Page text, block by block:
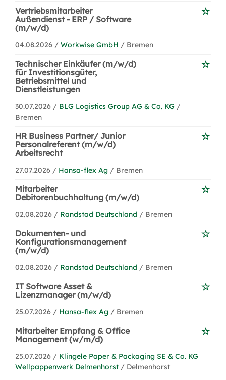
Vertriebsmitarbeiter
Außendienst - ERP / Software
(m/w/d)
04.08.2026 / Workwise GmbH / Bremen
Technischer Einkäufer (m/w/d)
für Investitionsgüter,
Betriebsmittel und
Dienstleistungen
30.07.2026 / BLG Logistics Group AG & Co. KG /
Bremen
HR Business Partner/ Junior
Personalreferent (m/w/d)
Arbeitsrecht
27.07.2026 / Hansa-flex Ag / Bremen
Mitarbeiter
Debitorenbuchhaltung (m/w/d)
02.08.2026 / Randstad Deutschland / Bremen
Dokumenten- und
Konfigurationsmanagement
(m/w/d)
02.08.2026 / Randstad Deutschland / Bremen
IT Software Asset &
Lizenzmanager (m/w/d)
25.07.2026 / Hansa-flex Ag / Bremen
Mitarbeiter Empfang & Office
Management (w/m/d)
25.07.2026 / Klingele Paper & Packaging SE & Co. KG
Wellpappenwerk Delmenhorst / Delmenhorst